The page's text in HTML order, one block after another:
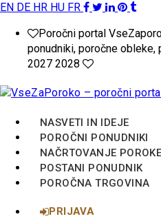
VseZaPoroko.net
Poročni
portal
za
načrtovanje
EN DE HR HU FR
Poročni portal
ponudniki, poročne
2027 2028
NASVETI IN IDEJE
POROČNI PONUDNIKI
NAČRTOVANJE POROKE
POSTANI PONUDNIK
POROČNA TRGOVINA
PRIJAVA